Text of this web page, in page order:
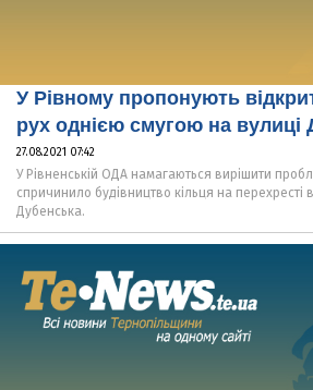
У Рівному пропонують
рух однією смугою на вулиці
27.08.2021 07:42
У Рівненській ОДА намагаються вирішити
спричинило будівництво кільця на
Дубенська.